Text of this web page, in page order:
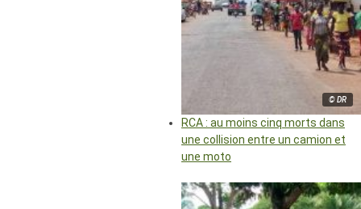
© DR
RCA : au moins cinq morts dans
une collision entre un camion et
une moto